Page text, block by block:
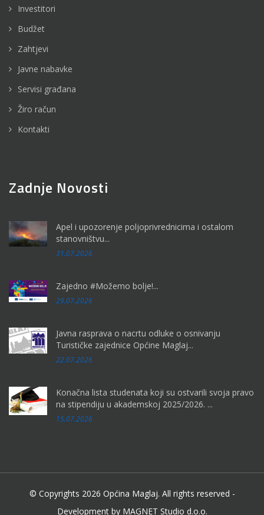
Investitori
Budžet
Zahtjevi
Javne nabavke
Servisi građana
Žiro račun
Kontakti
Zadnje Novosti
Apel i upozorenje poljoprivrednicima i ostalom
stanovništvu...
31.07.2026
Zajedno #Možemo bolje!...
29.07.2026
Javna rasprava o nacrtu odluke o osnivanju
Turističke zajednice Općine Maglaj...
22.07.2026
Konačna lista studenata koji su ostvarili svoja pravo
na stipendiju u akademskoj 2025/2026. ...
15.07.2026
© Copyrights 2026 Općina Maglaj. All rights reserved -
Development by MAGNET Studio d.o.o.